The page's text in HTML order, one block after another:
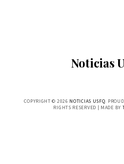
Noticias
COPYRIGHT © 2026 NOTICIAS USFQ.
RIGHTS RESERVED | MADE BY